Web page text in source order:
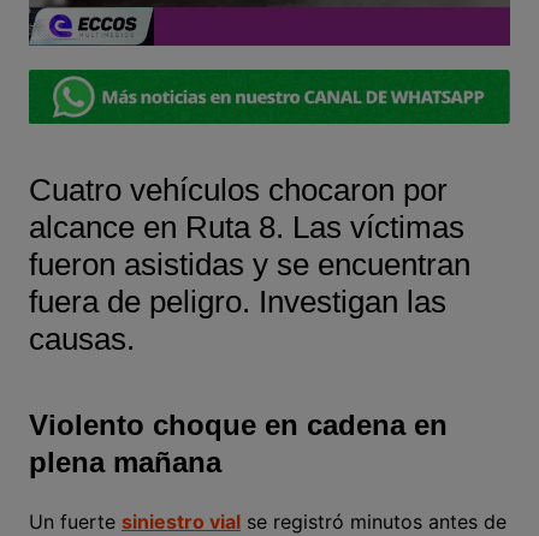
Cuatro vehículos chocaron por
alcance en Ruta 8. Las víctimas
fueron asistidas y se encuentran
fuera de peligro. Investigan las
causas.
Violento choque en cadena en
plena mañana
Un fuerte siniestro vialse registró minutos antes de